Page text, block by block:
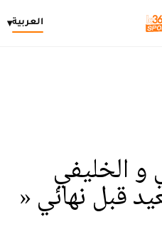
العربية▾
الخليفي
قبل نهائي «